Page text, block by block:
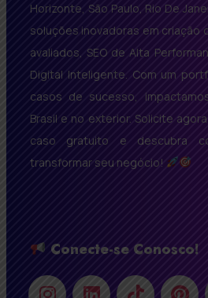
Horizonte, São Paulo, Rio De
soluções inovadoras em criação
avaliados, SEO de Alta
Digital Inteligente. Com um
casos de sucesso,
Brasil e no exterior. Solicite
caso gratuito e descubra
transformar seu negócio!
Conecte-se Conosco!